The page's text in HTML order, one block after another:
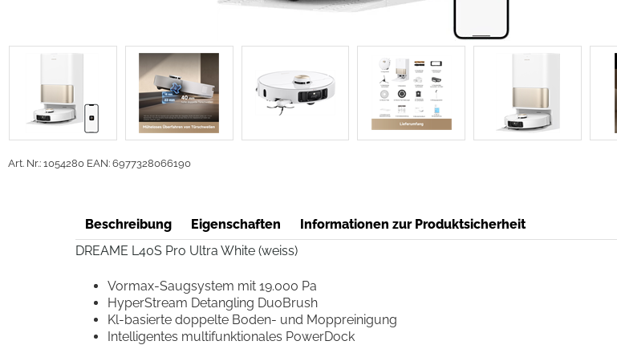
Art. Nr.: 1054280 EAN: 6977328066190
Beschreibung Eigenschaften
Informationen zur Produktsicherheit
DREAME L40S Pro Ultra White (weiss)
Vormax-Saugsystem mit 19.000 Pa
HyperStream Detangling DuoBrush
Kl-basierte doppelte Boden- und Moppreinigung
Intelligentes multifunktionales PowerDock